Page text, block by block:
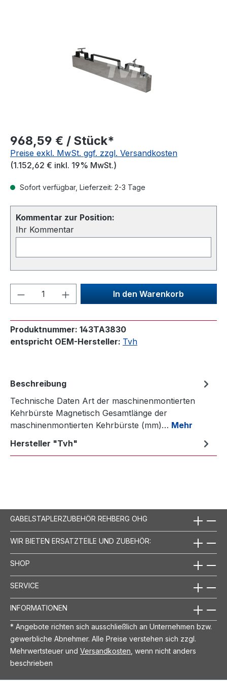
968,59 € / Stück*
Preise exkl. MwSt. ggf. zzgl. Versandkosten
(1.152,62 € inkl. 19% MwSt.)
Sofort verfügbar, Lieferzeit: 2-3 Tage
Kommentar zur Position:
Ihr Kommentar
Produkt Anzahl: Gib denIn den Warenkorb
Produktnummer: 143TA3830
entspricht OEM-Hersteller: Tvh
Beschreibung
Technische Daten Art der maschinenmontierten
Kehrbürste Magnetisch Gesamtlänge der
maschinenmontierten Kehrbürste (mm)… Mehr
Hersteller "Tvh"
GABELSTAPLERZUBEHÖR REHBERG OHG
WIR BIETEN ERSATZTEILE UND ZUBEHÖR:
SHOP
SERVICE
INFORMATIONEN
* Angebote richten sich ausschließlich an Unternehmen bzw.
gewerbliche Abnehmer. Alle Preise verstehen sich zzgl.
Mehrwertsteuer und Versandkosten , wenn nicht anders
beschrieben